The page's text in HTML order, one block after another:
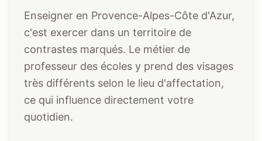
Enseigner en Provence-Alpes-Côte d'Azur,
c'est exercer dans un territoire de
contrastes marqués. Le métier de
professeur des écoles y prend des visages
très différents selon le lieu d'affectation,
ce qui influence directement votre
quotidien.